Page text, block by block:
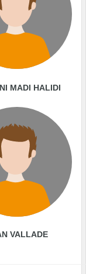
MADI HALIDI
VALLADE